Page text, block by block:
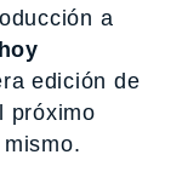
a
hoy
edición de
próximo